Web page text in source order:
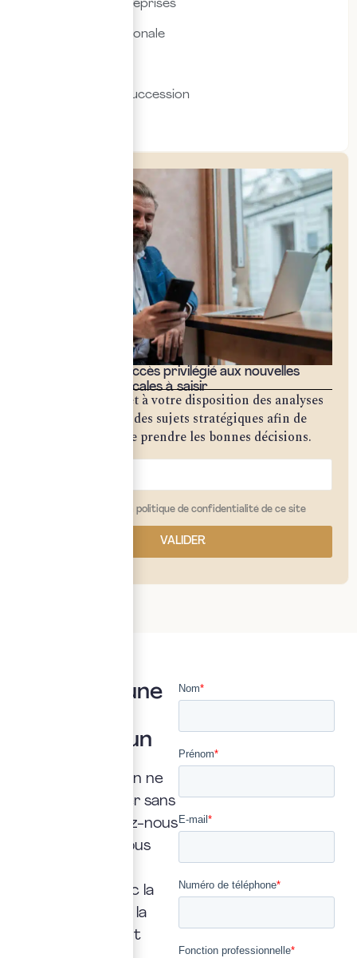
Fiscalité des entreprises
Fiscalité internationale
Transmission & succession
Bénéficiez d'un accès privilégié aux nouvelles
opportunités fiscales à saisir
Notre cabinet met à votre disposition des analyses
approfondies sur des sujets stratégiques afin de
vous permettre de prendre les bonnes décisions.
j'ai lu et j'accepte la politique de confidentialité de ce site
VALIDER
Vous avez une
Posez là à un
Une interrogation ne
doit jamais rester sans
réponse. Confiez-nous
la vôtre : nous vous
rapidement, avec la
transparence et la
précision qui font